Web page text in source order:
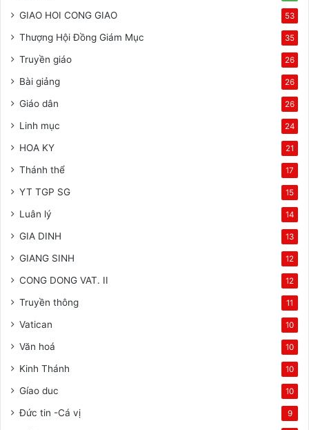
GIAO HOI CONG GIAO 53
Thượng Hội Đồng Giám Mục 35
Truyền giáo 26
Bài giảng 26
Giáo dân 26
Linh mục 24
HOA KY 21
Thánh thể 17
YT TGP SG 15
Luân lý 14
GIA DINH 13
GIANG SINH 12
CONG DONG VAT. II 12
Truyền thông 11
Vatican 10
Văn hoá 10
Kinh Thánh 10
Gíao duc 10
Đức tin -Cá vị 9